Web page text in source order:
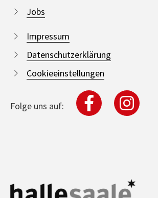
Jobs
Impressum
Datenschutzerklärung
Cookieeinstellungen
Folge uns auf: